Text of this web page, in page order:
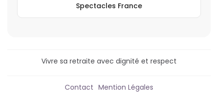
Spectacles France
Vivre sa retraite avec dignité et respect
Contact Mention Légales